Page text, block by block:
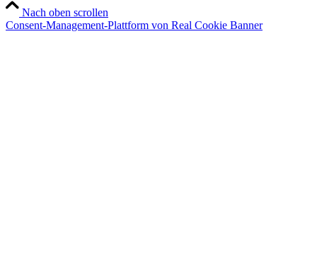
Nach oben scrollen
Consent-Management-Plattform von Real Cookie Banner